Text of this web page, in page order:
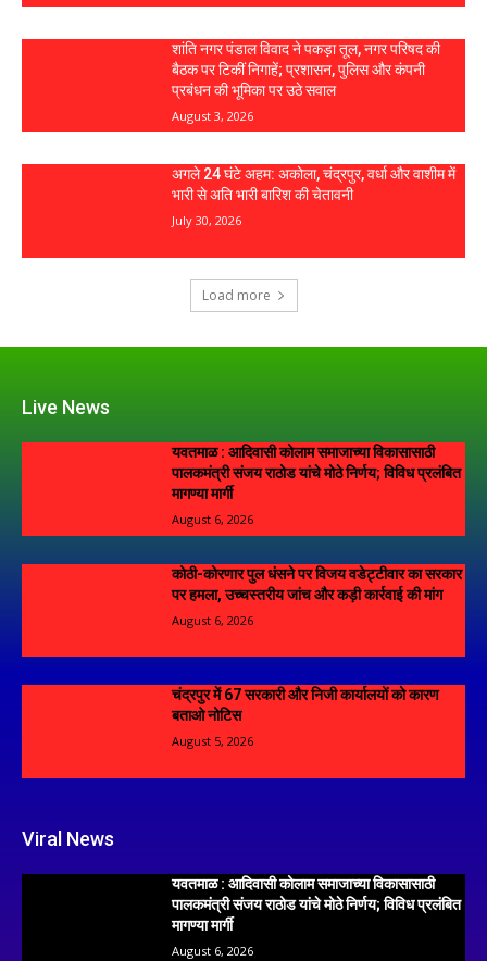
शांति नगर पंडाल विवाद ने पकड़ा तूल, नगर परिषद की
बैठक पर टिकीं निगाहें; प्रशासन, पुलिस और कंपनी
प्रबंधन की भूमिका पर उठे सवाल
August 3, 2026
अगले 24 घंटे अहम: अकोला, चंद्रपुर, वर्धा और वाशीम में
भारी से अति भारी बारिश की चेतावनी
July 30, 2026
Load more
Live News
यवतमाळ : आदिवासी कोलाम समाजाच्या विकासासाठी
पालकमंत्री संजय राठोड यांचे मोठे निर्णय; विविध प्रलंबित
मागण्या मार्गी
August 6, 2026
कोठी-कोरणार पुल धंसने पर विजय वडेट्टीवार का सरकार
पर हमला, उच्चस्तरीय जांच और कड़ी कार्रवाई की मांग
August 6, 2026
चंद्रपुर में 67 सरकारी और निजी कार्यालयों को कारण
बताओ नोटिस
August 5, 2026
Viral News
यवतमाळ : आदिवासी कोलाम समाजाच्या विकासासाठी
पालकमंत्री संजय राठोड यांचे मोठे निर्णय; विविध प्रलंबित
मागण्या मार्गी
August 6, 2026